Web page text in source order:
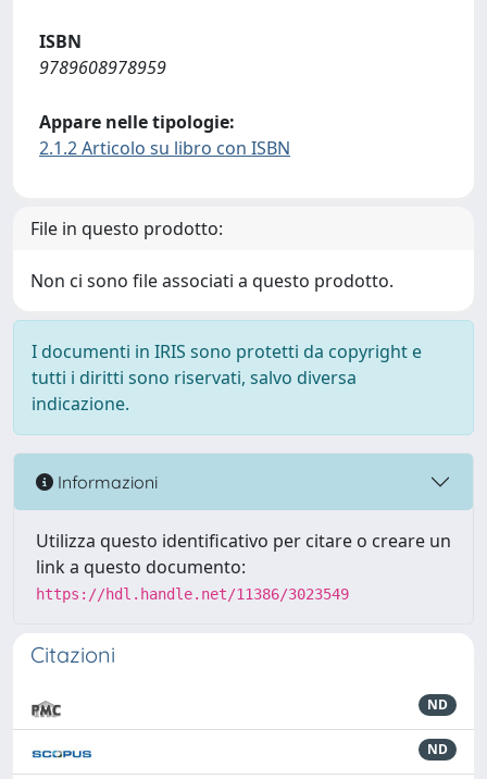
ISBN
9789608978959
Appare nelle tipologie:
2.1.2 Articolo su libro con ISBN
File in questo prodotto:
Non ci sono file associati a questo prodotto.
I documenti in IRIS sono protetti da copyright e
tutti i diritti sono riservati, salvo diversa
indicazione.
Informazioni
Utilizza questo identificativo per citare o creare un
link a questo documento:
https://hdl.handle.net/11386/3023549
Citazioni
ND
ND